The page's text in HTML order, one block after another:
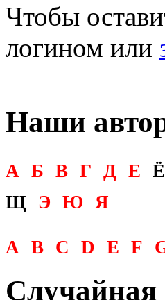
Чтобы
логином или
Наши
А Б В Г Д Е Ё
Щ Э Ю Я
A B C D E F
Случайная